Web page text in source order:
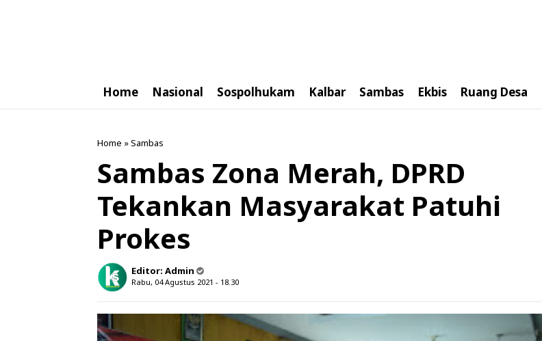
Home Nasional Sospolhukam Kalbar Sambas Ekbis Ruang Desa
Home »Sambas
Sambas Zona Merah, DPRD
Tekankan Masyarakat Patuhi
Prokes
Editor: Admin
Rabu, 04 Agustus 2021 - 18.30